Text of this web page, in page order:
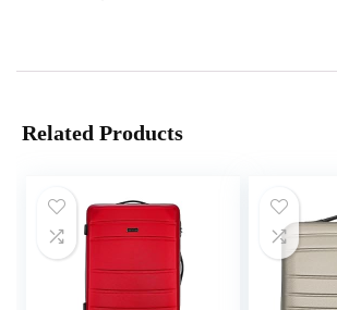
Related Products